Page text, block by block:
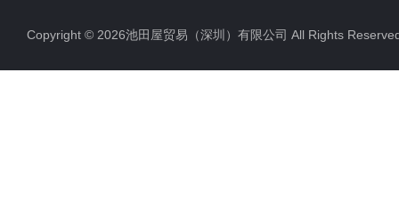
Copyright © 2026池田屋贸易（深圳）有限公司 All Rights